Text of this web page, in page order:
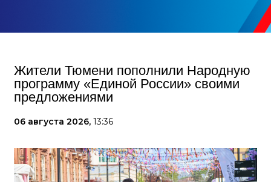
Жители Тюмени пополнили Народную
программу «Единой России» своими
предложениями
06 августа 2026, 13:36